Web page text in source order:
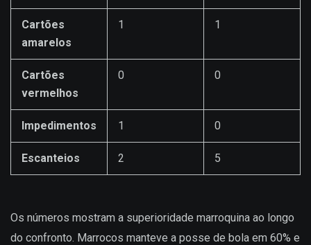
Cartões
amarelos
1 1
Cartões
vermelhos
0 0
Impedimentos 1 0
Escanteios 2 5
Os números mostram a superioridade marroquina ao longo
do confronto. Marrocos manteve a posse de bola em 60% e